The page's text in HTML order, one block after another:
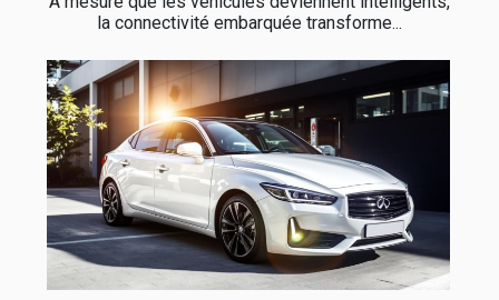
la connectivité embarquée transforme...